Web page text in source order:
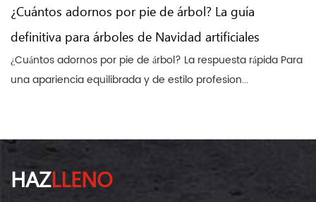
¿Cuántos adornos por pie de árbol? La guía
definitiva para árboles de Navidad artificiales
¿Cuántos adornos por pie de árbol? La respuesta rápida Para
una apariencia equilibrada y de estilo profesion...
HAZLLENO